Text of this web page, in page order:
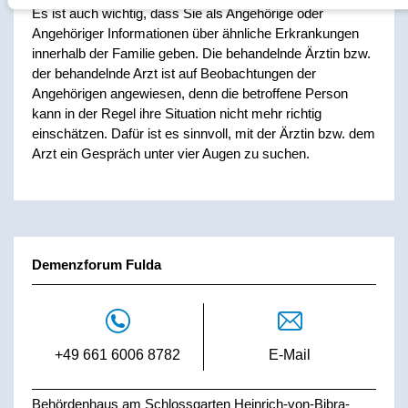
Es ist auch wichtig, dass Sie als Angehörige oder
Angehöriger Informationen über ähnliche Erkrankungen
innerhalb der Familie geben. Die behandelnde Ärztin bzw.
der behandelnde Arzt ist auf Beobachtungen der
Angehörigen angewiesen, denn die betroffene Person
kann in der Regel ihre Situation nicht mehr richtig
einschätzen. Dafür ist es sinnvoll, mit der Ärztin bzw. dem
Arzt ein Gespräch unter vier Augen zu suchen.
Demenzforum Fulda
+49 661 6006 8782 E-Mail
Behördenhaus am Schlossgarten Heinrich-von-Bibra-